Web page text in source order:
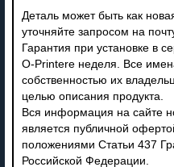
Деталь может быть как
уточняйте запросом на
Гарантия при установке в
O-Printere неделя. Все
собственностью их
целью описания продукта.
Вся информация на сайте
является публичной
положениями Статьи 437
Российской Федерации.